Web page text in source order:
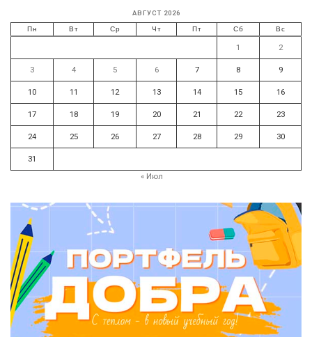
АВГУСТ 2026
Пн Вт Ср Чт Пт Сб Вс
1 2
3 4 5 6 7 8 9
10 11 12 13 14 15 16
17 18 19 20 21 22 23
24 25 26 27 28 29 30
31
« Июл